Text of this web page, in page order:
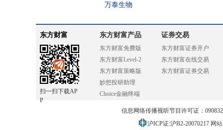
万泰生物
东方财富
扫一扫下载AP
P
东方财富产品
东方财富免费版
东方财富Level-2
东方财富策略版
妙想投研助理
Choice金融终端
证券交易
东方财富证券开户
东方财富在线交易
东方财富证券交易
信息网络传播视听节目许可证：
沪ICP证:沪B2-20070217 网